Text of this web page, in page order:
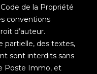
de la Propriété
conventions
d’auteur.
partielle, des textes,
sont interdits sans
Poste Immo, et